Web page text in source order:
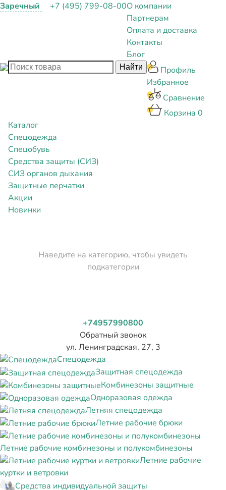
Заречный +7 (495) 799-08-00О компании
Партнерам
Оплата и доставка
Контакты
Блог
Профиль
Избранное
Сравнение
Корзина 0
Каталог
Спецодежда
Спецобувь
Средства защиты (СИЗ)
СИЗ органов дыхания
Защитные перчатки
Акции
Новинки
Наведите на категорию, чтобы увидеть
подкатегории
+74957990800
Обратный звонок
ул. Ленинградская, 27, 3
Спецодежда
Защитная спецодежда
Комбинезоны защитные
Одноразовая одежда
Летняя спецодежда
Летние рабочие брюки
Летние рабочие комбинезоны и полукомбинезоны
Летние рабочие
куртки и ветровки
Средства индивидуальной защиты